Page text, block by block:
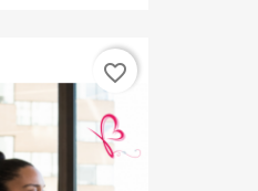
favorite_border